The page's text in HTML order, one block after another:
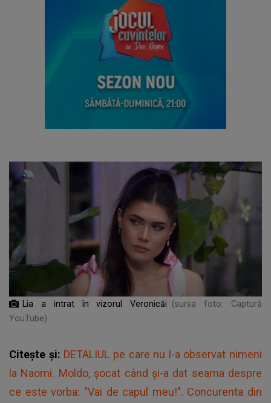
Lia a intrat în vizorul Veronicăi
(sursa foto: Captură
YouTube)
Citește și: DETALIUL pe care nu l-a observat nimeni
la Naomi. Moldo, șocat când și-a dat seama despre
ce este vorba: "Vai de capul meu!". Concurenta din